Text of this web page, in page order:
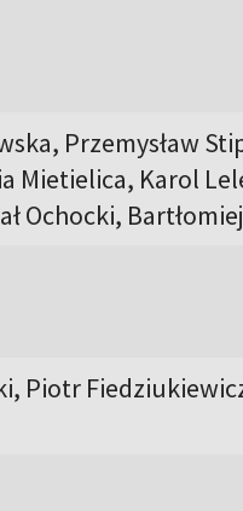
Przemysław
Mietielica, Karol
Ochocki,
Piotr